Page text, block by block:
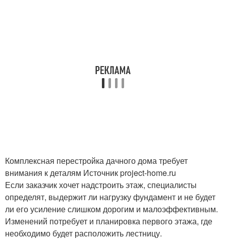
Комплексная перестройка дачного дома требует
внимания к деталям Источник project-home.ru
Если заказчик хочет надстроить этаж, специалисты
определят, выдержит ли нагрузку фундамент и не будет
ли его усиление слишком дорогим и малоэффективным.
Изменений потребует и планировка первого этажа, где
необходимо будет расположить лестницу.